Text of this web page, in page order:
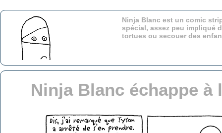
Ninja Blanc est un comic
spécial, assez peu impliqué
tortues ou secouer des
Ninja Blanc échappe à